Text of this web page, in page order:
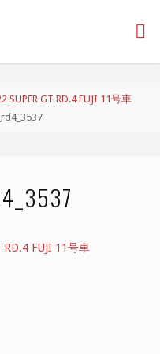
SUPER GT RD.4 FUJI 11号車
RD.4 FUJI 11号車